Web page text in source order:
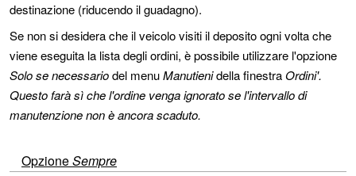
destinazione (riducendo il guadagno).
Se non si desidera che il veicolo visiti il deposito ogni volta che
viene eseguita la lista degli ordini, è possibile utilizzare l'opzione
Solo se necessariodel menuManutienidella finestraOrdini'.
Questo farà sì che l'ordine venga ignorato se l'intervallo di
manutenzione non è ancora scaduto.
OpzioneSempre